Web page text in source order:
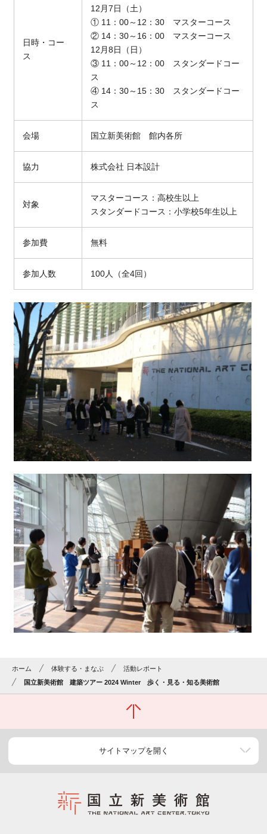
日時・コー
ス
12 月7日（土）
①11 ： 00～ 12 ： 30マスターコース
②14： 30～ 16 ： 00マスターコース
12 月8日（日）
③11 ： 00～ 12 ： 00スタンダードコー
ス
④ 14：30～15：30 スタンダードコー
ス
会場 国立新美術館 館内各所
協力 株式会社 日本設計
対象
マスターコース：高校生以上
スタンダードコース：小学校5年生以上
参加費 無料
参加人数 100人（全4回）
ホーム 体験する・まなぶ
活動レポート
国立新美術館 建築ツアー 2024 Winter 歩く・見る・知る美術館
サイトマップを開く